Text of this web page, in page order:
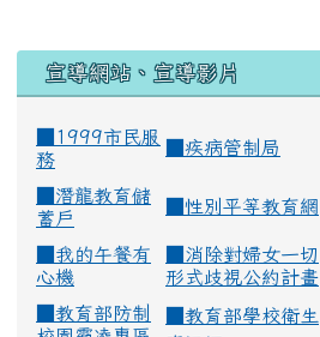
宣導網站、宣導影片
■1999市民服
務
疾病管制局
潛龍教育儲
蓄戶
性別平等教育網
我的午餐有
心機
消除對婦女一切
形式歧視公約計畫
教育部防制
教育部學校衛生